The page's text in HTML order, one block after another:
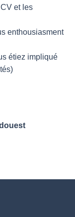
et les
enthousiasment
étiez impliqué